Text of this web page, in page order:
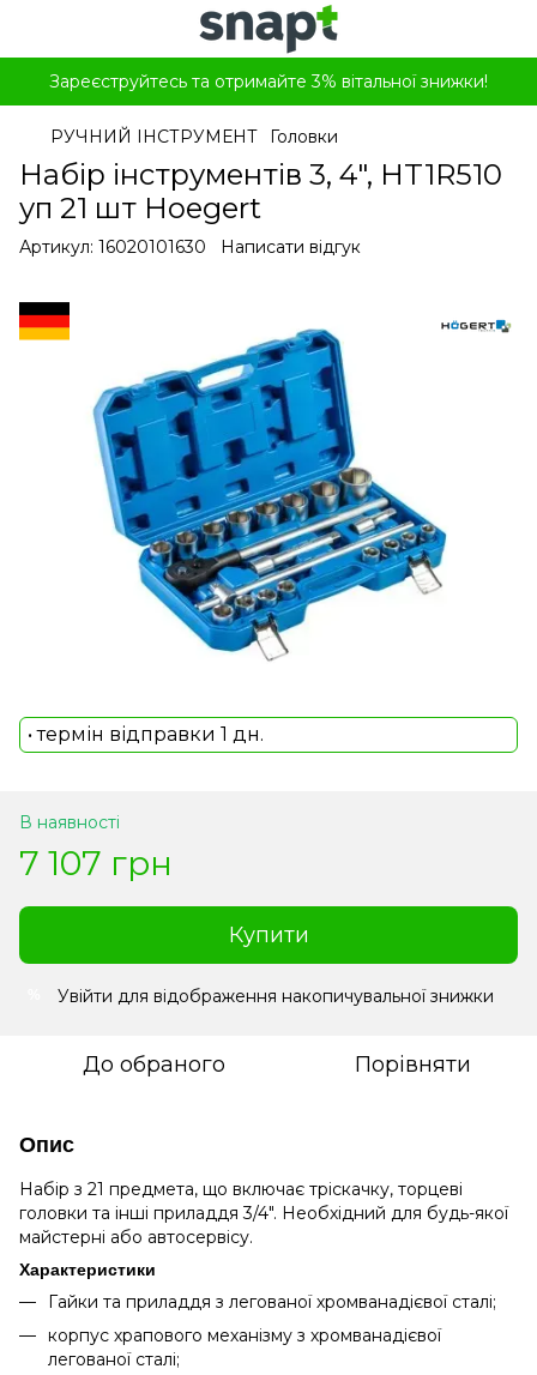
Зареєструйтесь та отримайте 3% вітальної знижки!
РУЧНИЙ ІНСТРУМЕНТ Головки
Набір інструментів 3, 4", HT1R510
уп 21 шт Hoegert
Артикул: 16020101630 Написати відгук
• термін відправки 1 дн.
В наявності
7 107 грн
Купити
Увійти для відображення накопичувальної знижки
До обраного Порівняти
Опис
Набір з 21 предмета, що включає тріскачку, торцеві
головки та інші приладдя 3/4". Необхідний для будь-якої
майстерні або автосервісу.
Характеристики
Гайки та приладдя з легованої хромванадієвої сталі;
корпус храпового механізму з хромванадієвої
легованої сталі;